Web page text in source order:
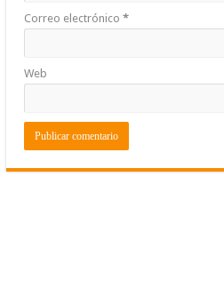
Correo electrónico *
Web